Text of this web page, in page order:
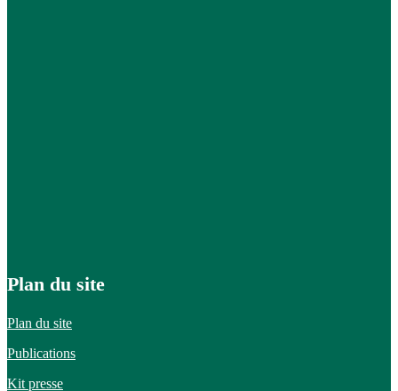
Plan du site
Plan du site
Publications
Kit presse